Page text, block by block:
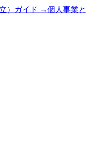
）ガイド →個人事業と